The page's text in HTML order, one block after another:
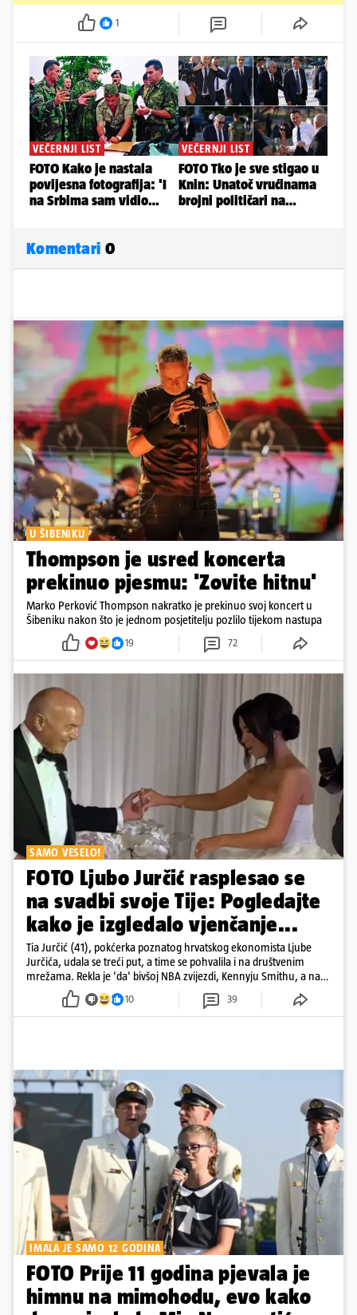
1
Komentari 0
U ŠIBENIKU
Thompson je usred koncerta
prekinuo pjesmu: 'Zovite hitnu'
Marko Perković Thompson nakratko je prekinuo svoj koncert u
Šibeniku nakon što je jednom posjetitelju pozlilo tijekom nastupa
19 72
SAMO VESELO!
FOTO Ljubo Jurčić rasplesao se
na svadbi svoje Tije: Pogledajte
kako je izgledalo vjenčanje...
Tia Jurčić (41), pokćerka poznatog hrvatskog ekonomista Ljube
Jurčića, udala se treći put, a time se pohvalila i na društvenim
mrežama. Rekla je 'da' bivšoj NBA zvijezdi, Kennyju Smithu, a na
snimkama i fotografijama je pokazala vesele trenutke s vjenčanja
10 39
IMALA JE SAMO 12 GODINA
FOTO Prije 11 godina pjevala je
himnu na mimohodu, evo kako